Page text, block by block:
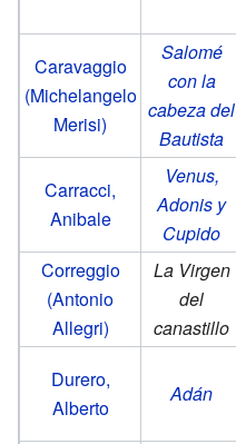
Caravaggio
(Michelangelo
Merisi)
Salomé
con la
cabeza del
Bautista
Carracci,
Anibale
Venus,
Adonis y
Cupido
Correggio
(Antonio
Allegri)
La Virgen
del
canastillo
Durero,
Alberto
Adán